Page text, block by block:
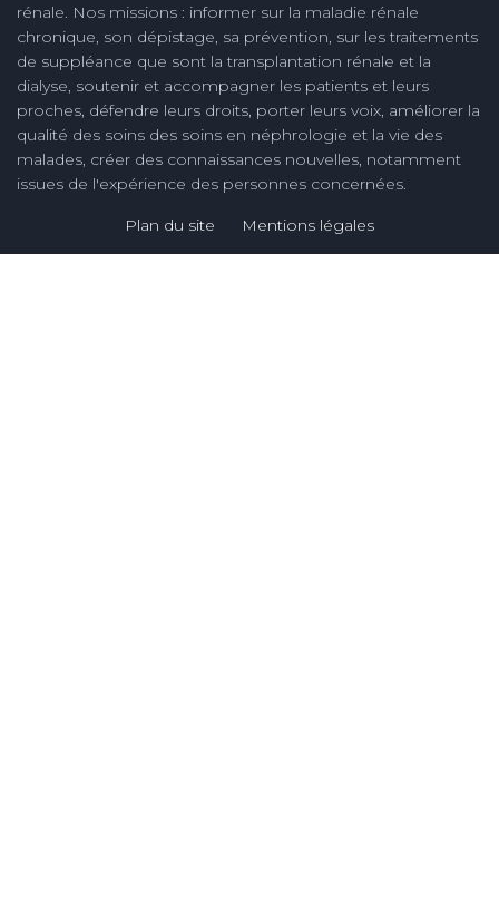
rénale. Nos missions : informer sur la maladie rénale
chronique, son dépistage, sa prévention, sur les traitements
de suppléance que sont la transplantation rénale et la
dialyse, soutenir et accompagner les patients et leurs
proches, défendre leurs droits, porter leurs voix, améliorer la
qualité des soins des soins en néphrologie et la vie des
malades, créer des connaissances nouvelles, notamment
issues de l'expérience des personnes concernées.
Plan du site Mentions légales